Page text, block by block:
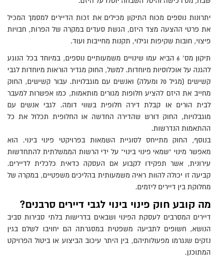
יתרונות נוספים מכוח התיקון מכילים את זכות הדיירים למסמך המכיל
את פרטי ההצעה מצד היזם, הגשת סעדים במקרה של הפרות, חבויות
פיצוי, חובות שקיפות וגילוי, תקנות מחייבות ועוד.
תיקון מס’ 6 הביא עמו שינויים משמעותיים נוספים, במיוחד בכל הנוגע
להגנה על אוכלוסיות מיוחדות. למשל, החוק מגדיר הוראות מיוחדות לגבי
קשישים (מגיל 70 ומעלה) ואנשים עם מוגבלויות. עבור קשישים, החוק
מחייב את היזם להציע חלופות מגורים מותאמות, כמו אפשרות למעבר
לבית הורים או קבלת דירה חלופית בשווי דומה. לגבי אנשים עם
מוגבלויות, החוק דורש שהדירה החדשה או החלופית תכלול את כל
ההתאמות הנדרשות.
בנוסף, החוק מתייחס לסוגיית השמאות בפרויקטי פינוי בינוי. הוא
מאפשר מינוי “שמאי פינוי בינוי” על ידי הרשות הממשלתית להתחדשות
עירונית, אשר תפקידו לקבוע אם העסקה כדאית כלכלית לדיירים.
קביעה זו יכולה להוות ראיה משמעותית בהליכים משפטיים, במקרה של
מחלוקת בין דיירים ליזמים.
מה קובע חוק פינוי בינוי לגבי דיירים סרבנים?
דיירים המסרבים לעסקת הפינוי ושבאים בדרישות בלתי סבירות סביב
הנושא, חשופים לתביעה משפטית במסגרתה הם יחויבו לשלם בגין
נזקים שנגרמו מפעולותיהם, בין היתר עיכוב הביצוע או ביטול הפרויקט
המתוכנן.